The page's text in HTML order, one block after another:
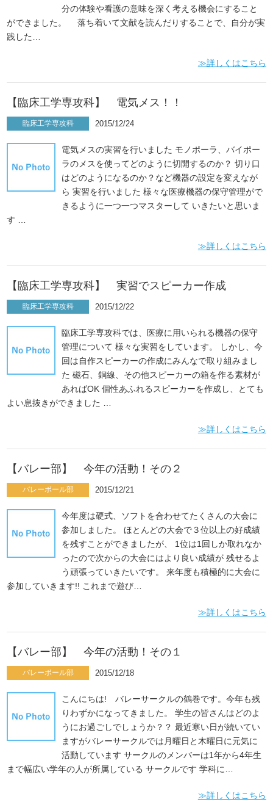
分の体験や看護の意味を深く考える機会にすること
ができました。 落ち着いて文献を読んだりすることで、自分が実
践した…
≫詳しくはこちら
【臨床工学専攻科】 電気メス！！
臨床工学専攻科 2015/12/24
電気メスの実習を行いました モノポーラ、バイポー
ラのメスを使ってどのように切開するのか？ 切り口
はどのようになるのか？など機器の設定を変えなが
ら 実習を行いました 様々な医療機器の保守管理がで
きるように一つ一つマスターして いきたいと思いま
す …
≫詳しくはこちら
【臨床工学専攻科】 実習でスピーカー作成
臨床工学専攻科 2015/12/22
臨床工学専攻科では、医療に用いられる機器の保守
管理について 様々な実習をしています。 しかし、今
回は自作スピーカーの作成にみんなで取り組みまし
た 磁石、銅線、その他スピーカーの箱を作る素材が
あればOK 個性あふれるスピーカーを作成し、とても
よい息抜きができました …
≫詳しくはこちら
【バレー部】 今年の活動！その２
バレーボール部 2015/12/21
今年度は硬式、ソフトを合わせてたくさんの大会に
参加しました。 ほとんどの大会で３位以上の好成績
を残すことができましたが、 1位は1回しか取れなか
ったので次からの大会にはより良い成績が 残せるよ
う頑張っていきたいです。 来年度も積極的に大会に
参加していきます!! これまで遊び…
≫詳しくはこちら
【バレー部】 今年の活動！その１
バレーボール部 2015/12/18
こんにちは! バレーサークルの鶴巻です。今年も残
りわずかになってきました。 学生の皆さんはどのよ
うにお過ごしでしょうか？？ 最近寒い日が続いてい
ますがバレーサークルでは月曜日と木曜日に元気に
活動しています サークルのメンバーは1年から4年生
まで幅広い学年の人が所属している サークルです 学科に…
≫詳しくはこちら